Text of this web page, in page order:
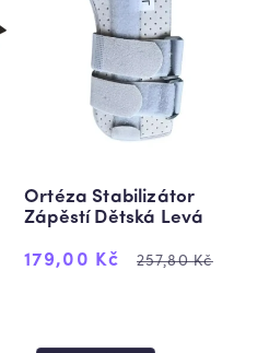
Ortéza Stabilizátor
Zápěstí Dětská Levá
Výprodejová
179,00 Kč
Běžná
257,80 Kč